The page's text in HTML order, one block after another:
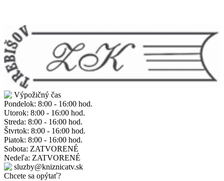
Výpožičný čas
Pondelok: 8:00 - 16:00 hod.
Utorok: 8:00 - 16:00 hod.
Streda: 8:00 - 16:00 hod.
Štvrtok: 8:00 - 16:00 hod.
Piatok: 8:00 - 16:00 hod.
Sobota: ZATVORENÉ
Nedeľa: ZATVORENÉ
sluzby@kniznicatv.sk
Chcete sa opýtať?